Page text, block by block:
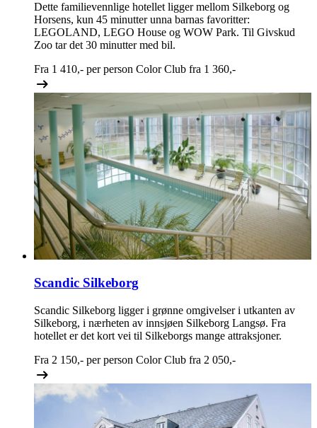
Dette familievennlige hotellet ligger mellom Silkeborg og
Horsens, kun 45 minutter unna barnas favoritter:
LEGOLAND, LEGO House og WOW Park. Til Givskud
Zoo tar det 30 minutter med bil.
Fra 1 410,- per person Color Club fra 1 360,-
Scandic Silkeborg
Scandic Silkeborg ligger i grønne omgivelser i utkanten av
Silkeborg, i nærheten av innsjøen Silkeborg Langsø. Fra
hotellet er det kort vei til Silkeborgs mange attraksjoner.
Fra 2 150,- per person Color Club fra 2 050,-